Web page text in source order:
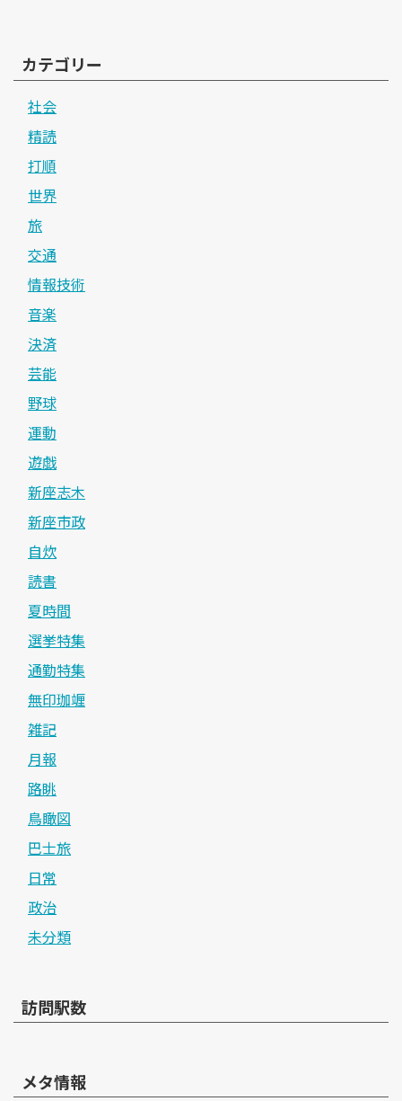
カテゴリー
社会
精読
打順
世界
旅
交通
情報技術
音楽
決済
芸能
野球
運動
遊戯
新座志木
新座市政
自炊
読書
夏時間
選挙特集
通勤特集
無印珈竰
雑記
月報
路眺
鳥瞰図
巴士旅
日常
政治
未分類
訪問駅数
メタ情報